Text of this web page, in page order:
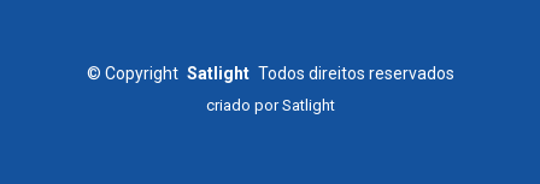
© Copyright Satlight Todos direitos reservados
criado porSatlight